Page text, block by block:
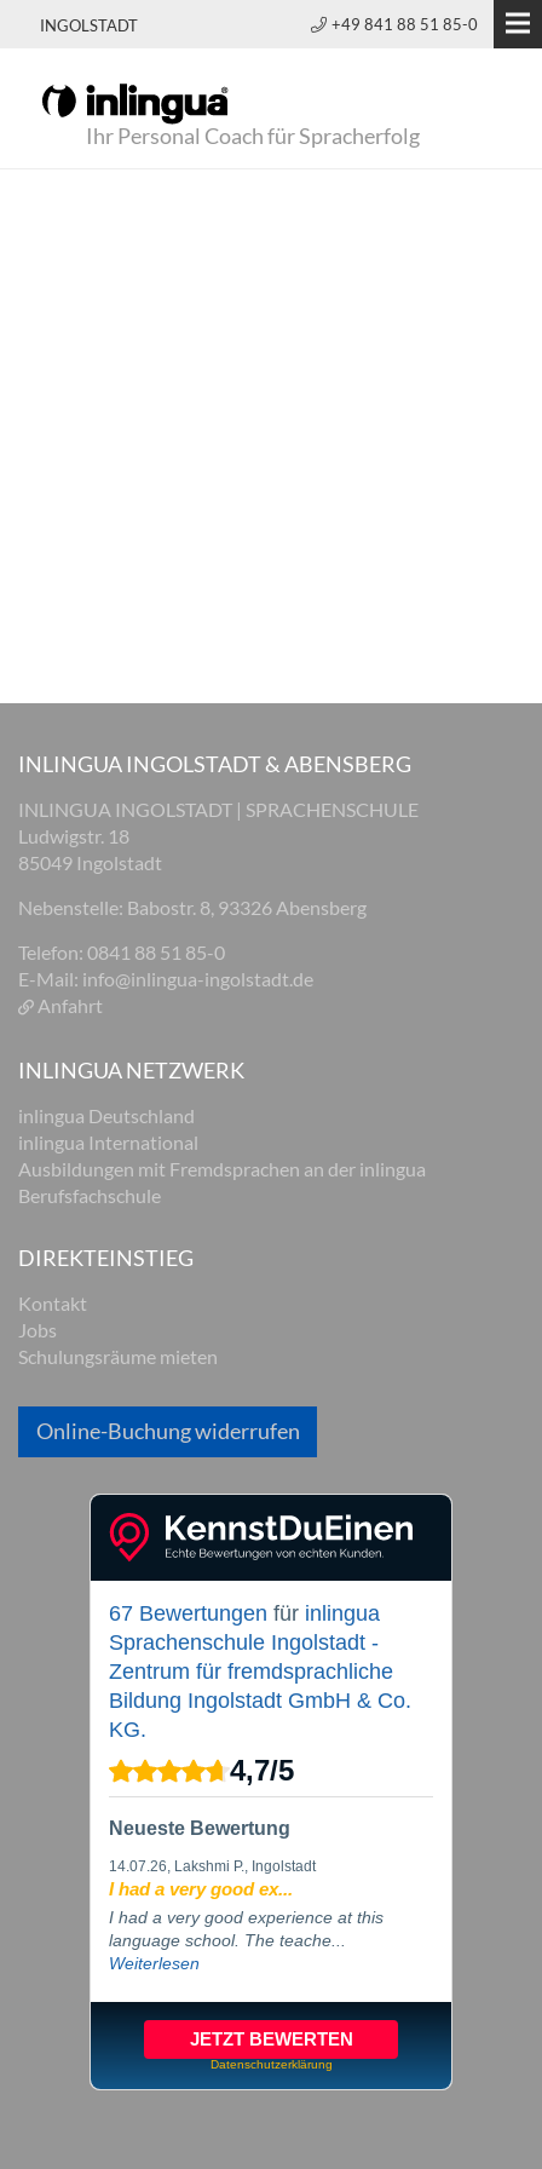
INGOLSTADT +49 841 88 51 85-0
Ihr Personal Coach für Spracherfolg
INLINGUA INGOLSTADT & ABENSBERG
INLINGUA INGOLSTADT | SPRACHENSCHULE
Ludwigstr. 18
85049 Ingolstadt
Nebenstelle: Babostr. 8, 93326 Abensberg
Telefon: 0841 88 51 85-0
E-Mail: info@inlingua-ingolstadt.de
Anfahrt
INLINGUA NETZWERK
inlingua Deutschland
inlingua International
Ausbildungen mit Fremdsprachen an der inlingua
Berufsfachschule
DIREKTEINSTIEG
Kontakt
Jobs
Schulungsräume mieten
Online-Buchung widerrufen
67 Bewertungen für inlingua
Sprachenschule Ingolstadt -
Zentrum für fremdsprachliche
Bildung Ingolstadt GmbH & Co.
KG.
4,7/5
Neueste Bewertung
14.07.26, Lakshmi P., Ingolstadt
I had a very good ex...
I had a very good experience at this
language school. The teache...
Weiterlesen
JETZT BEWERTEN
Datenschutzerklärung